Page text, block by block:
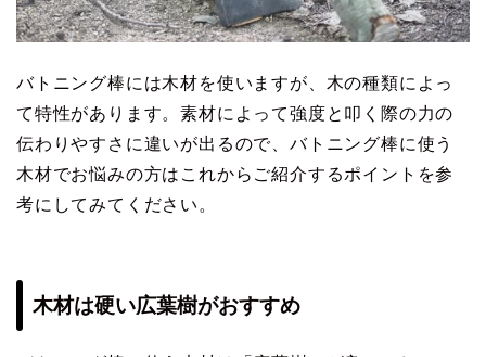
バトニング棒には木材を使いますが、木の種類によっ
て特性があります。素材によって強度と叩く際の力の
伝わりやすさに違いが出るので、バトニング棒に使う
木材でお悩みの方はこれからご紹介するポイントを参
考にしてみてください。
木材は硬い広葉樹がおすすめ